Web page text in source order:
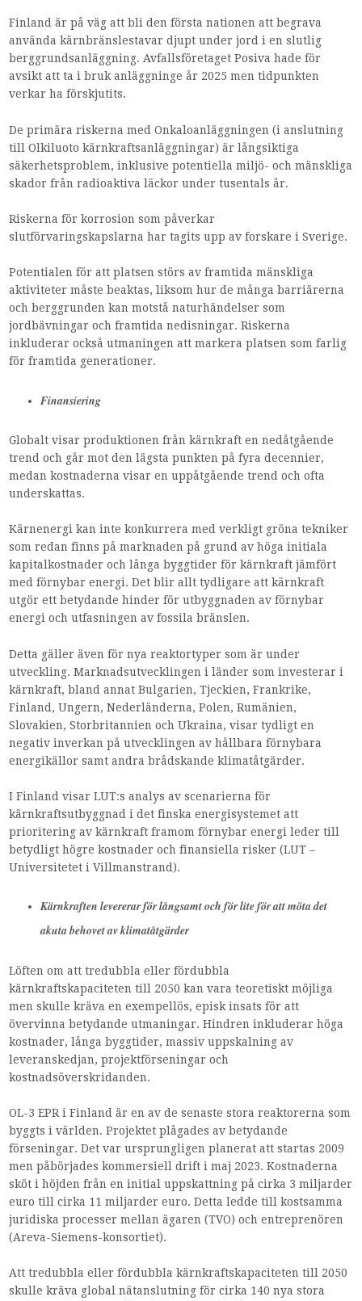
Finland är på väg att bli den första nationen att begrava
använda kärnbränslestavar djupt under jord i en slutlig
berggrundsanläggning. Avfallsföretaget Posiva hade för
avsikt att ta i bruk anläggninge år 2025 men tidpunkten
verkar ha förskjutits.
De primära riskerna med Onkaloanläggningen (i anslutning
till Olkiluoto kärnkraftsanläggningar) är långsiktiga
säkerhetsproblem, inklusive potentiella miljö- och mänskliga
skador från radioaktiva läckor under tusentals år.
Riskerna för korrosion som påverkar
slutförvaringskapslarna har tagits upp av forskare i Sverige.
Potentialen för att platsen störs av framtida mänskliga
aktiviteter måste beaktas, liksom hur de många barriärerna
och berggrunden kan motstå naturhändelser som
jordbävningar och framtida nedisningar. Riskerna
inkluderar också utmaningen att markera platsen som farlig
för framtida generationer.
Finansiering
Globalt visar produktionen från kärnkraft en nedåtgående
trend och går mot den lägsta punkten på fyra decennier,
medan kostnaderna visar en uppåtgående trend och ofta
underskattas.
Kärnenergi kan inte konkurrera med verkligt gröna tekniker
som redan finns på marknaden på grund av höga initiala
kapitalkostnader och långa byggtider för kärnkraft jämfört
med förnybar energi. Det blir allt tydligare att kärnkraft
utgör ett betydande hinder för utbyggnaden av förnybar
energi och utfasningen av fossila bränslen.
Detta gäller även för nya reaktortyper som är under
utveckling. Marknadsutvecklingen i länder som investerar i
kärnkraft, bland annat Bulgarien, Tjeckien, Frankrike,
Finland, Ungern, Nederländerna, Polen, Rumänien,
Slovakien, Storbritannien och Ukraina, visar tydligt en
negativ inverkan på utvecklingen av hållbara förnybara
energikällor samt andra brådskande klimatåtgärder.
I Finland visar LUT:s analys av scenarierna för
kärnkraftsutbyggnad i det finska energisystemet att
prioritering av kärnkraft framom förnybar energi leder till
betydligt högre kostnader och finansiella risker (LUT –
Universitetet i Villmanstrand).
Kärnkraften levererar för långsamt och för lite för att möta det
akuta behovet av klimatåtgärder
Löften om att tredubbla eller fördubbla
kärnkraftskapaciteten till 2050 kan vara teoretiskt möjliga
men skulle kräva en exempellös, episk insats för att
övervinna betydande utmaningar. Hindren inkluderar höga
kostnader, långa byggtider, massiv uppskalning av
leveranskedjan, projektförseningar och
kostnadsöverskridanden.
OL-3 EPR i Finland är en av de senaste stora reaktorerna som
byggts i världen. Projektet plågades av betydande
förseningar. Det var ursprungligen planerat att startas 2009
men påbörjades kommersiell drift i maj 2023. Kostnaderna
sköt i höjden från en initial uppskattning på cirka 3 miljarder
euro till cirka 11 miljarder euro. Detta ledde till kostsamma
juridiska processer mellan ägaren (TVO) och entreprenören
(Areva-Siemens-konsortiet).
Att tredubbla eller fördubbla kärnkraftskapaciteten till 2050
skulle kräva global nätanslutning för cirka 140 nya stora